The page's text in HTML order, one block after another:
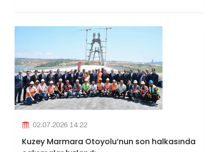
02.07.2026 14:22
Kuzey Marmara Otoyolu’nun son halkasında